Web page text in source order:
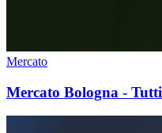
Mercato
Mercato Bologna -